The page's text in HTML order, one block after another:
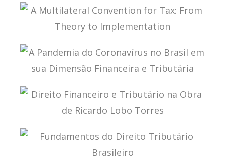
PLANEJAMENTO TRIBUTÁRIO E LIBERDADE NÃO
SIMULADA (DOUTRINA E SITUAÇÃO PÓS ADI
A MULTILATERAL CONVENTION FOR TAX: FROM
THEORY TO IMPLEMENTATION
A PANDEMIA DO CORONAVÍRUS NO BRASIL EM
SUA DIMENSÃO FINANCEIRA E TRIBUTÁRIA
DIREITO FINANCEIRO E TRIBUTÁRIO NA OBRA DE
RICARDO LOBO TORRES